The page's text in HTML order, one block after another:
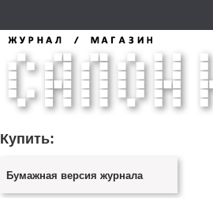
Купить:
Бумажная версия журнала